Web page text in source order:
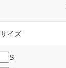
サイズ
S